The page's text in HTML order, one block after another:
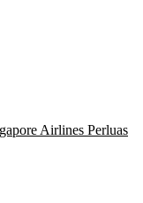
Airlines Perluas